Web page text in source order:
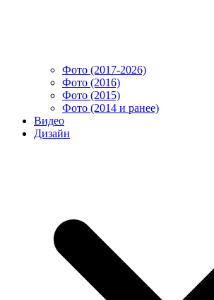
Фото (2017-2026)
Фото (2016)
Фото (2015)
Фото (2014 и ранее)
Видео
Дизайн